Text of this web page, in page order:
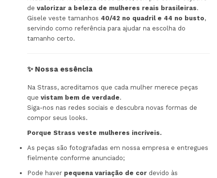
de valorizar a beleza de mulheres reais brasileiras.
Gisele veste tamanhos 40/42 no quadril e 44 no busto,
servindo como referência para ajudar na escolha do
tamanho certo.
✨ Nossa essência
Na Strass, acreditamos que cada mulher merece peças
que vistam bem de verdade.
Siga-nos nas redes sociais e descubra novas formas de
compor seus looks.
Porque Strass veste mulheres incríveis.
As peças são fotografadas em nossa empresa e entregues
fielmente conforme anunciado;
Pode haver pequena variação de cor devido às